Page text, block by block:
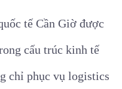
tế Cần Giờ được
cấu trúc kinh tế
chỉ phục vụ logistics